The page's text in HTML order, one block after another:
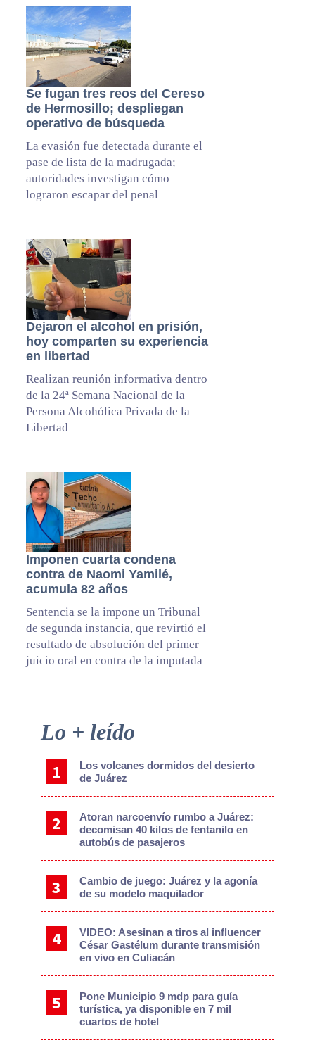
Se fugan tres reos del Cereso
de Hermosillo; despliegan
operativo de búsqueda
La evasión fue detectada durante el
pase de lista de la madrugada;
autoridades investigan cómo
lograron escapar del penal
Dejaron el alcohol en prisión,
hoy comparten su experiencia
en libertad
Realizan reunión informativa dentro
de la 24ª Semana Nacional de la
Persona Alcohólica Privada de la
Libertad
Imponen cuarta condena
contra de Naomi Yamilé,
acumula 82 años
Sentencia se la impone un Tribunal
de segunda instancia, que revirtió el
resultado de absolución del primer
juicio oral en contra de la imputada
Primary
Lo + leído
Los volcanes dormidos del desierto
de Juárez
Atoran narcoenvío rumbo a Juárez:
decomisan 40 kilos de fentanilo en
autobús de pasajeros
Cambio de juego: Juárez y la agonía
de su modelo maquilador
VIDEO: Asesinan a tiros al influencer
César Gastélum durante transmisión
en vivo en Culiacán
Pone Municipio 9 mdp para guía
turística, ya disponible en 7 mil
cuartos de hotel